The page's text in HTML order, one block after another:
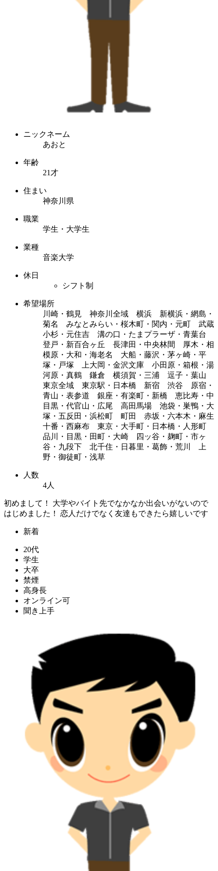
ニックネーム
あおと
年齢
21才
住まい
神奈川県
職業
学生・大学生
業種
音楽大学
休日
シフト制
希望場所
川崎・鶴見 神奈川全域 横浜 新横浜・網島・
菊名 みなとみらい・桜木町・関内・元町 武蔵
小杉・元住吉 溝の口・たまプラーザ・青葉台
登戸・新百合ヶ丘 長津田・中央林間 厚木・相
模原・大和・海老名 大船・藤沢・茅ヶ崎・平
塚・戸塚 上大岡・金沢文庫 小田原・箱根・湯
河原・真鶴 鎌倉 横須賀・三浦 逗子・葉山
東京全域 東京駅・日本橋 新宿 渋谷 原宿・
青山・表参道 銀座・有楽町・新橋 恵比寿・中
目黒・代官山・広尾 高田馬場 池袋・巣鴨・大
塚・五反田・浜松町 町田 赤坂・六本木・麻生
十番・西麻布 東京・大手町・日本橋・人形町
品川・目黒・田町・大崎 四ッ谷・麹町・市ヶ
谷・九段下 北千住・日暮里・葛飾・荒川 上
野・御徒町・浅草
人数
4人
初めまして！ 大学やバイト先でなかなか出会いがないので
はじめました！ 恋人だけでなく友達もできたら嬉しいです
新着
20代
学生
大卒
禁煙
高身長
オンライン可
聞き上手